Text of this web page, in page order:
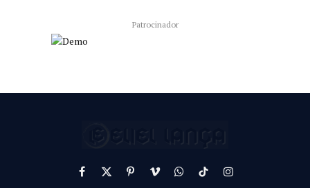
Patrocinador
Facebook
X
PinterestVimeoWhatsApp
TikTokInstagram